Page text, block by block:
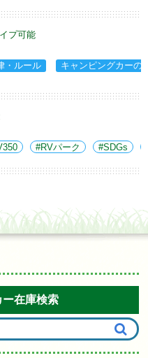
プ可能
・ルール キャンピングカーの
RVパーク SDGs
ー在庫検索